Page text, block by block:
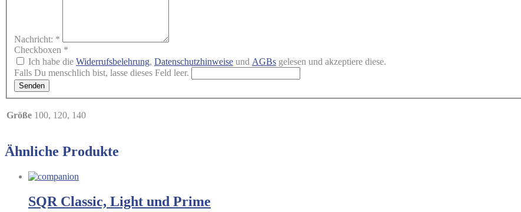
Nachricht: *
Checkboxen *
Ich habe die Widerrufsbelehrung, Datenschutzhinweise und AGBs gelesen und akzeptiere diese.
Falls Du menschlich bist, lasse dieses Feld leer.
Senden
Größe 100, 120, 140
Ähnliche Produkte
SQR Classic, Light und Prime